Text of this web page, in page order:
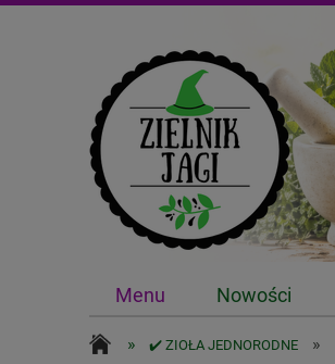
Menu Nowości
» ✔️ ZIOŁA JEDNORODNE »